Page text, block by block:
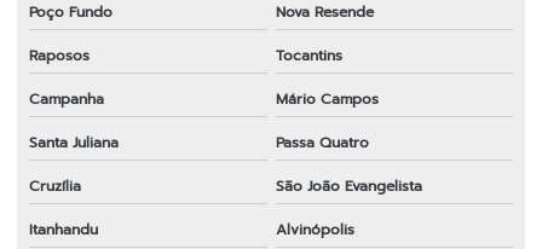
Poço Fundo
Nova Resende
Raposos
Tocantins
Campanha
Mário Campos
Santa Juliana
Passa Quatro
Cruzília
São João Evangelista
Itanhandu
Alvinópolis